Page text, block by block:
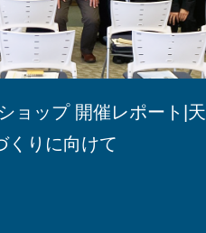
ョップ 開催レポート|天
くりに向けて